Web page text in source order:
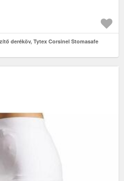
deréköv, Tytex Corsinel Stomasafe